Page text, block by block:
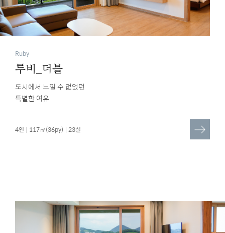
Ruby
루비_더블
도시에서 느낄 수 없었던
특별한 여유
4인 117㎡(36py) 23실
보
기